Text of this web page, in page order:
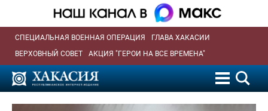
СПЕЦИАЛЬНАЯ ВОЕННАЯ ОПЕРАЦИЯ
ГЛАВА ХАКАСИИ
ВЕРХОВНЫЙ СОВЕТ
АКЦИЯ "ГЕРОИ НА ВСЕ ВРЕМЕНА"